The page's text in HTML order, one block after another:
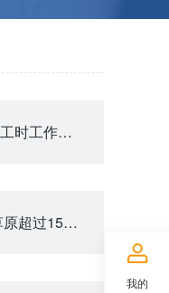
企业实行不定时工作制和综合计算工时工作制审批
临时占用草原的审批 （临时占用草原超过15公顷）
我的